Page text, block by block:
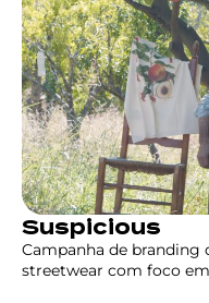
Suspicious
Campanha de
streetwear com foco